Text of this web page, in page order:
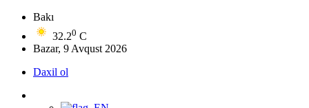
Bakı
32.20 C
Bazar, 9 Avqust 2026
Daxil ol